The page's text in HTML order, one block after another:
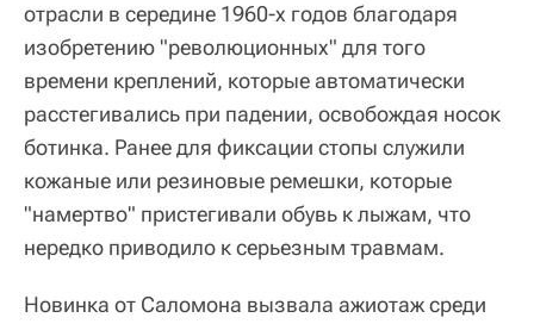
отрасли в середине 1960-х годов благодаря
изобретению "революционных" для того
времени креплений, которые автоматически
расстегивались при падении, освобождая носок
ботинка. Ранее для фиксации стопы служили
кожаные или резиновые ремешки, которые
"намертво" пристегивали обувь к лыжам, что
нередко приводило к серьезным травмам.
Новинка от Саломона вызвала ажиотаж среди